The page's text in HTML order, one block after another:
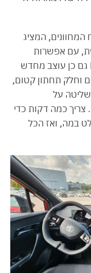
המציג
עם אפשרות
להתאמה אישית. ההגה של ה-MG4 גם כן עוצב מחדש
וחלק תחתון קטום,
על
צריך כמה דקות כדי
במה, ואז הכל